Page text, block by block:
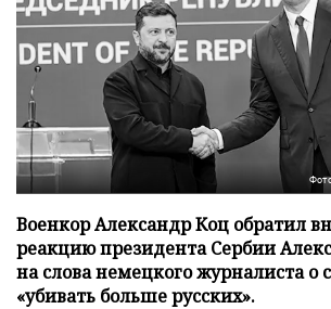
Военкор Александр Коц обратил
реакцию президента Сербии
на слова немецкого журналиста о
«убивать больше русских».